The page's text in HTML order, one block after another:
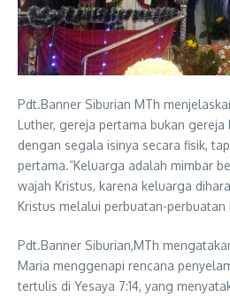
Pdt.Banner Siburian MTh
Luther, gereja pertama bukan
dengan segala isinya secara fisik,
pertama.”Keluarga adalah mimbar
wajah Kristus, karena keluarga
Kristus melalui perbuatan-perbuatan
Pdt.Banner Siburian,MTh
Maria menggenapi rencana
tertulis di Yesaya 7:14, yang